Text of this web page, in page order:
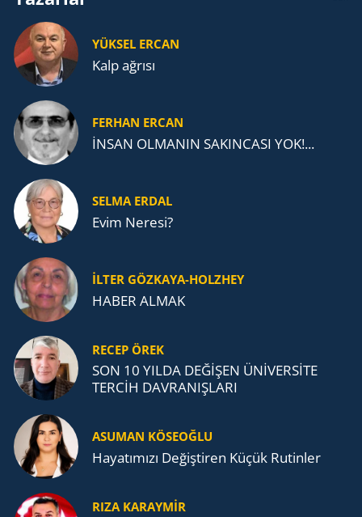
YÜKSEL ERCAN
Kalp ağrısı
FERHAN ERCAN
İNSAN OLMANIN SAKINCASI YOK!...
SELMA ERDAL
Evim Neresi?
İLTER GÖZKAYA-HOLZHEY
HABER ALMAK
RECEP ÖREK
SON 10 YILDA DEĞİŞEN ÜNİVERSİTE
TERCİH DAVRANIŞLARI
ASUMAN KÖSEOĞLU
Ha­ya­tı­mı­zı De­ğiş­ti­ren Küçük Ru­tin­ler
RIZA KARAYMIR